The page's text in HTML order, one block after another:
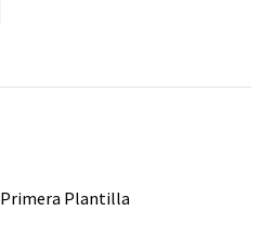
Primera Plantilla